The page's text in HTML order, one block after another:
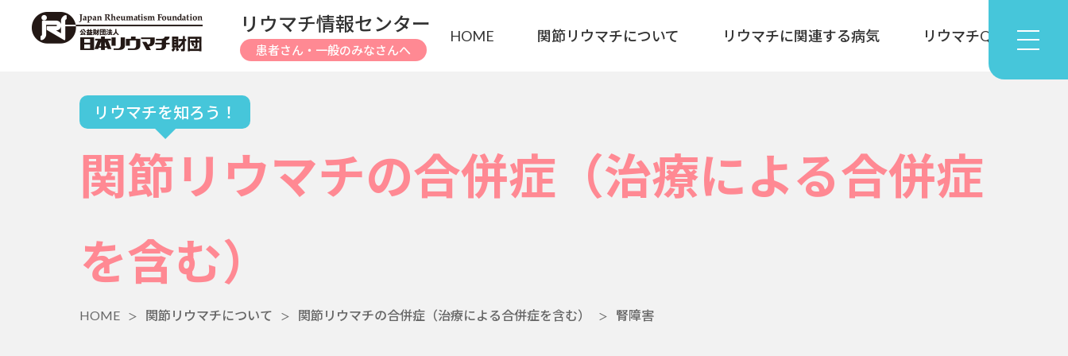
リウマチ情報センター
患者さん・一般のみなさんへ
HOME 関節リウマチについて リウマチに関連する病気 リウマチQ&A
リウマチを知ろう！
関節リウマチの合併症（治療による合併症
を含む）
HOME 関節リウマチについて 関節リウマチの合併症（治療による合併症を含む） 腎障害